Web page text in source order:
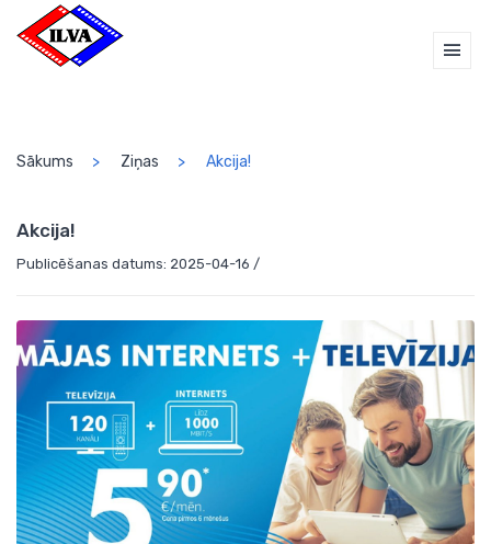
Sākums Ziņas Akcija!
Akcija!
Publicēšanas datums: 2025-04-16 /